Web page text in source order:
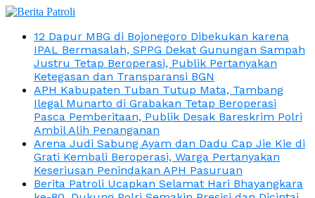
12 Dapur MBG di Bojonegoro Dibekukan karena
IPAL Bermasalah, SPPG Dekat Gunungan Sampah
Justru Tetap Beroperasi, Publik Pertanyakan
Ketegasan dan Transparansi BGN
APH Kabupaten Tuban Tutup Mata, Tambang
Ilegal Munarto di Grabakan Tetap Beroperasi
Pasca Pemberitaan, Publik Desak Bareskrim Polri
Ambil Alih Penanganan
Arena Judi Sabung Ayam dan Dadu Cap Jie Kie di
Grati Kembali Beroperasi, Warga Pertanyakan
Keseriusan Penindakan APH Pasuruan
Berita Patroli Ucapkan Selamat Hari Bhayangkara